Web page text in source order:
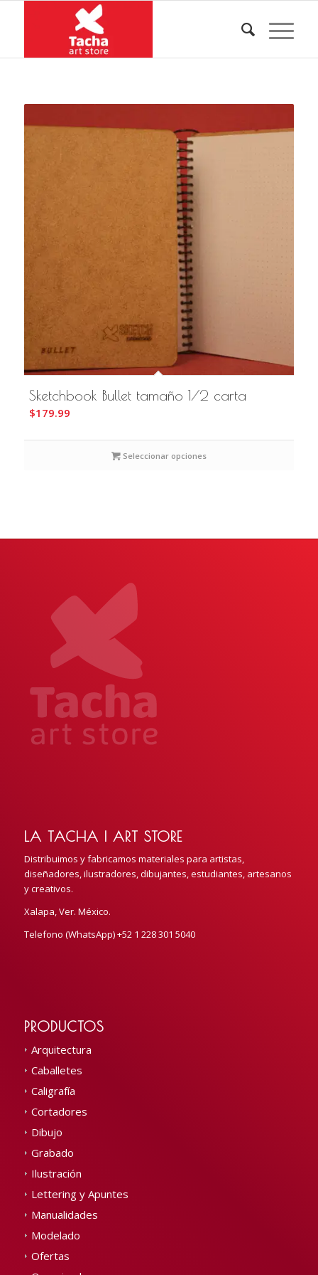
Sketchbook Bullet tamaño 1/2 carta
$179.99
Seleccionar opciones
LA TACHA | ART STORE
Distribuimos y fabricamos materiales para artistas,
diseñadores, ilustradores, dibujantes, estudiantes, artesanos
y creativos.
Xalapa, Ver. México.
Telefono (WhatsApp) +52 1 228 301 5040
PRODUCTOS
Arquitectura
Caballetes
Caligrafía
Cortadores
Dibujo
Grabado
Ilustración
Lettering y Apuntes
Manualidades
Modelado
Ofertas